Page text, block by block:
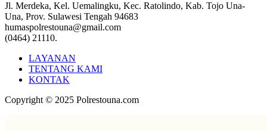
Jl. Merdeka, Kel. Uemalingku, Kec. Ratolindo, Kab. Tojo Una-
Una, Prov. Sulawesi Tengah 94683
humaspolrestouna@gmail.com
(0464) 21110.
LAYANAN
TENTANG KAMI
KONTAK
Copyright © 2025 Polrestouna.com